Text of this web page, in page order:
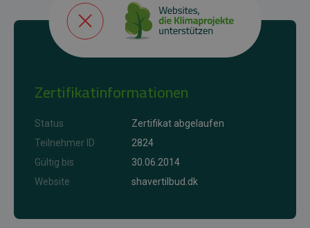
Zertifikatinformationen
Status
Zertifikat abgelaufen
Teilnehmer ID
2824
Gültig bis
30.06.2014
Website
shavertilbud.dk